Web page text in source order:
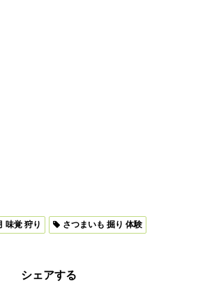
味覚 狩り
さつまいも 掘り 体験
シェアする